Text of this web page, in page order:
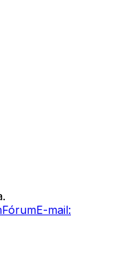
FórumE-mail: